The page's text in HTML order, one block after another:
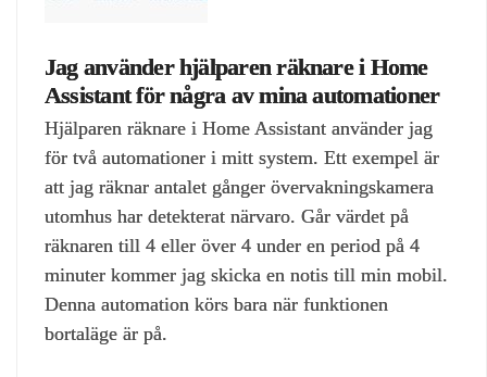
Jag använder hjälparen räknare i Home
Assistant för några av mina automationer
Hjälparen räknare i Home Assistant använder jag
för två automationer i mitt system. Ett exempel är
att jag räknar antalet gånger övervakningskamera
utomhus har detekterat närvaro. Går värdet på
räknaren till 4 eller över 4 under en period på 4
minuter kommer jag skicka en notis till min mobil.
Denna automation körs bara när funktionen
bortaläge är på.